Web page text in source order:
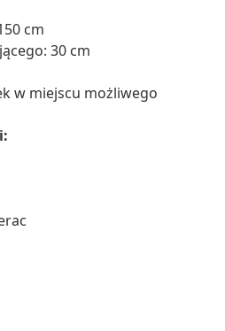
cm
30 cm
w miejscu możliwego